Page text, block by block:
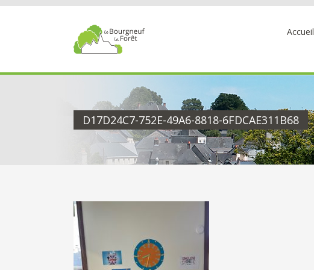
Passer
Accueil
D17D24C7-752E-49A6-8818-6FDCAE311B68